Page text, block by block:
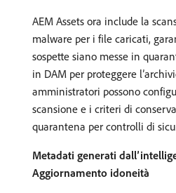
AEM Assets ora include la
malware per i file caricati,
sospette siano messe in
in DAM per proteggere
amministratori possono
scansione e i criteri di
quarantena per controlli di
Metadati generati
Aggiornamento idoneità